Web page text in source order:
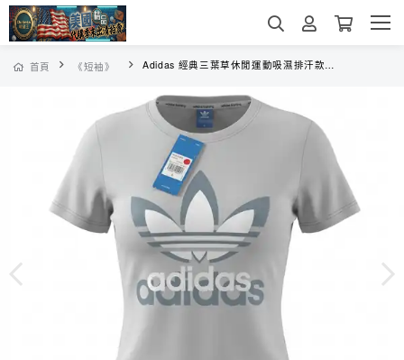
首頁 《短袖》 Adidas 經典三葉草休閒運動吸濕排汗款短袖